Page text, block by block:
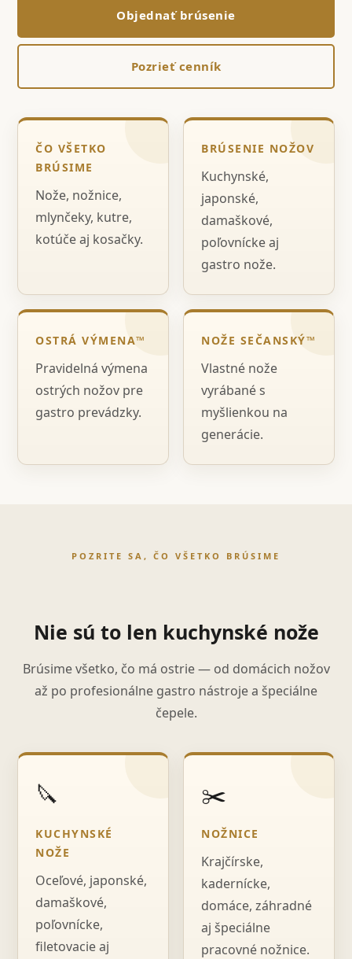
Objednať brúsenie
Pozrieť cenník
ČO VŠETKO
BRÚSIME
Nože, nožnice,
mlynčeky, kutre,
kotúče aj kosačky.
BRÚSENIE NOŽOV
Kuchynské,
japonské,
damaškové,
poľovnícke aj
gastro nože.
OSTRÁ VÝMENA™
Pravidelná výmena
ostrých nožov pre
gastro prevádzky.
NOŽE SEČANSKÝ™
Vlastné nože
vyrábané s
myšlienkou na
generácie.
POZRITE SA, ČO VŠETKO BRÚSIME
Nie sú to len kuchynské nože
Brúsime všetko, čo má ostrie — od domácich nožov
až po profesionálne gastro nástroje a špeciálne
čepele.
🔪
KUCHYNSKÉ
NOŽE
Oceľové, japonské,
damaškové,
poľovnícke,
filetovacie aj
✂️
NOŽNICE
Krajčírske,
kadernícke,
domáce, záhradné
aj špeciálne
pracovné nožnice.